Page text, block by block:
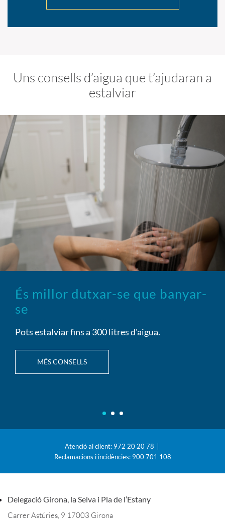
Uns consells d’aigua que t’ajudaran a
estalviar
És millor dutxar-se que banyar-
se
Pots estalviar fins a 300 litres d'aigua.
MÉS CONSELLS
Atenció al client: 972 20 20 78
Reclamacions i incidències: 900 701 108
Delegació Girona, la Selva i Pla de l’Estany
Carrer Astúries, 9 17003 Girona